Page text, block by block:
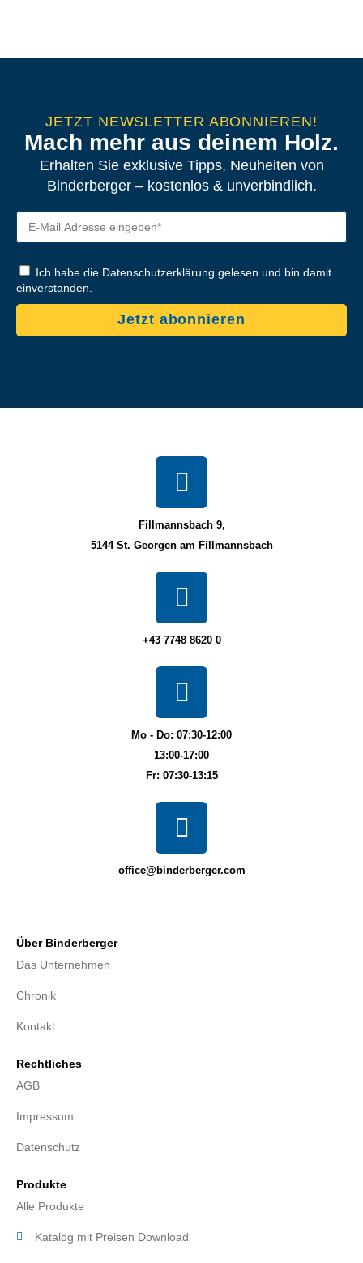
JETZT NEWSLETTER ABONNIEREN!
Mach mehr aus deinem Holz.
Erhalten Sie exklusive Tipps, Neuheiten von
Binderberger – kostenlos & unverbindlich.
Ich habe die Datenschutzerklärung gelesen und bin damit
einverstanden.
Jetzt abonnieren
Fillmannsbach 9,
5144 St. Georgen am Fillmannsbach
+43 7748 8620 0
Mo - Do: 07:30-12:00
13:00-17:00
Fr: 07:30-13:15
office@binderberger.com
Über Binderberger
Das Unternehmen
Chronik
Kontakt
Rechtliches
AGB
Impressum
Datenschutz
Produkte
Alle Produkte
Katalog mit Preisen Download